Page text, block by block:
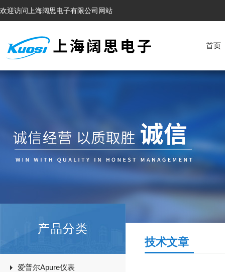
欢迎访问上海阔思电子有限公司网站
首页
产品分类
爱普尔Apure仪表
技术文章